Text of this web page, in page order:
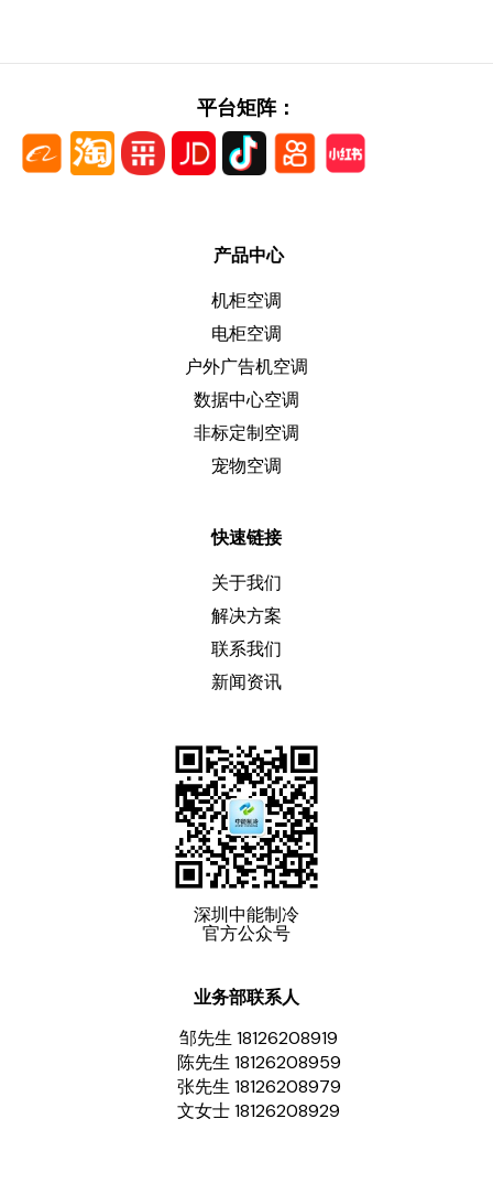
平台矩阵：
产品中心
机柜空调
电柜空调
户外广告机空调
数据中心空调
非标定制空调
宠物空调
快速链接
关于我们
解决方案
联系我们
新闻资讯
深圳中能制冷
官方公众号
业务部联系人
邹先生 18126208919
陈先生 18126208959
张先生 18126208979
文女士 18126208929